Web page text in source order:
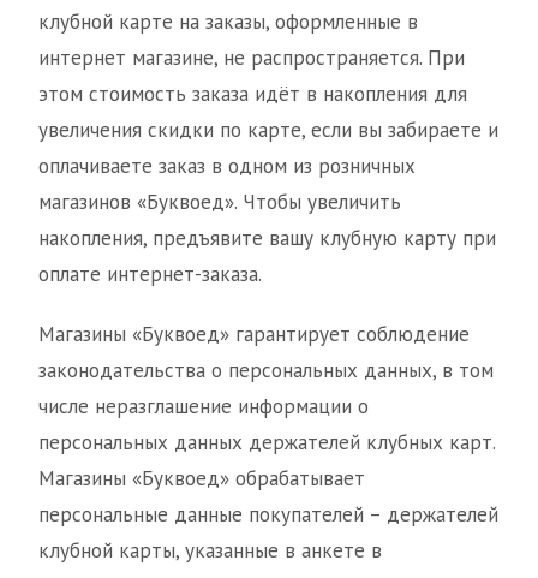
клубной карте на заказы, оформленные в
интернет магазине, не распространяется. При
этом стоимость заказа идёт в накопления для
увеличения скидки по карте, если вы забираете и
оплачиваете заказ в одном из розничных
магазинов «Буквоед». Чтобы увеличить
накопления, предъявите вашу клубную карту при
оплате интернет-заказа.
Магазины «Буквоед» гарантирует соблюдение
законодательства о персональных данных, в том
числе неразглашение информации о
персональных данных держателей клубных карт.
Магазины «Буквоед» обрабатывает
персональные данные покупателей – держателей
клубной карты, указанные в анкете в